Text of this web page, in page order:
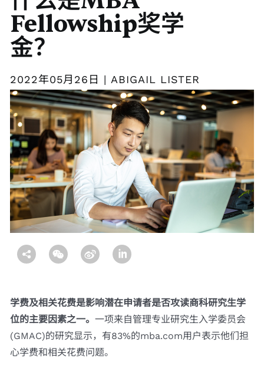
Fellowship奖学
金？
2022年05月26日 | ABIGAIL LISTER
学费及相关花费是影响潜在申请者是否攻读商科研究生学
位的主要因素之一。 一项来自管理专业研究生入学委员会
(GMAC)的研究显示，有83%的mba.com用户表示他们担
心学费和相关花费问题。